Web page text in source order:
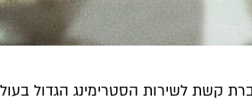
קשת לשירות הסטרימינג הגדול